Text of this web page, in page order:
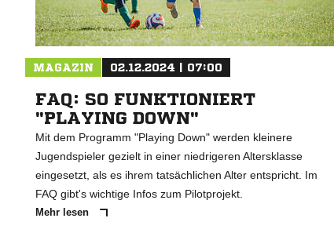
MAGAZIN 02.12.2024 | 07:00
FAQ: SO FUNKTIONIERT
"PLAYING DOWN"
Mit dem Programm "Playing Down" werden kleinere
Jugendspieler gezielt in einer niedrigeren Altersklasse
eingesetzt, als es ihrem tatsächlichen Alter entspricht. Im
FAQ gibt's wichtige Infos zum Pilotprojekt.
Mehr lesen